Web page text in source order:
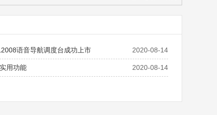
2020-08-14
语音导航调度台成功上市
2020-08-14
用功能